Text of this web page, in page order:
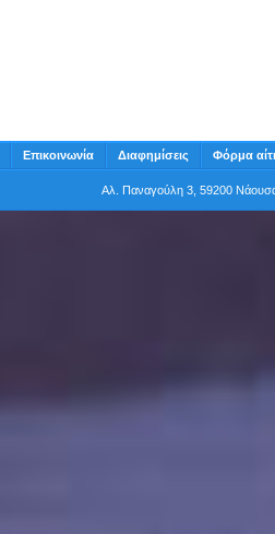
Επικοινωνία Διαφημίσεις Φόρμα
Αλ. Παναγούλη 3, 59200